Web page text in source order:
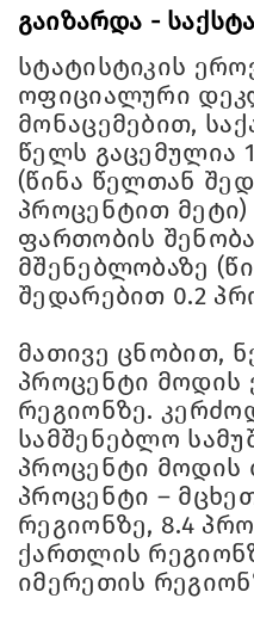
გაიზარდა -
სტატისტიკის
ოფიციალური
მონაცემებით,
წელს გაცემულია
(წინა წელთან
პროცენტით მეტი)
ფართობის
მშენებლობაზე
შედარებით 0.2
მათივე ცნობით,
პროცენტი მოდის
რეგიონზე.
სამშენებლო
პროცენტი მოდის
პროცენტი –
რეგიონზე, 8.4
ქართლის
იმერეთის